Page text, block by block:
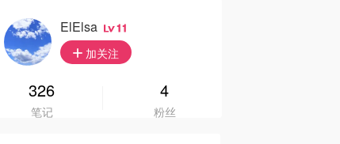
🇦🇺
ElElsa 11
加关注
326
笔记
4
粉丝